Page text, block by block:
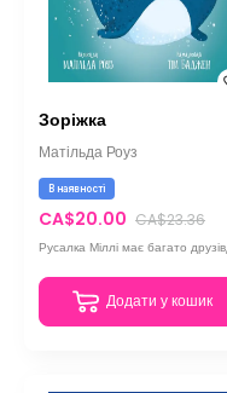
Зоріжка
Матільда Роуз
В наявності
CA$20.00 CA$23.36
Додати у кошик